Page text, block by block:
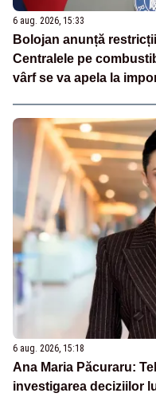
6 aug. 2026, 15:33
Bolojan anunță
Centralele pe
vârf se va apela la
6 aug. 2026, 15:18
Ana Maria Păcuraru:
investigarea deciziilor